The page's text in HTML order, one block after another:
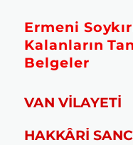
Ermeni
Kalanların
Belgeler
VAN VİLAYETİ
HAKKÂRİ